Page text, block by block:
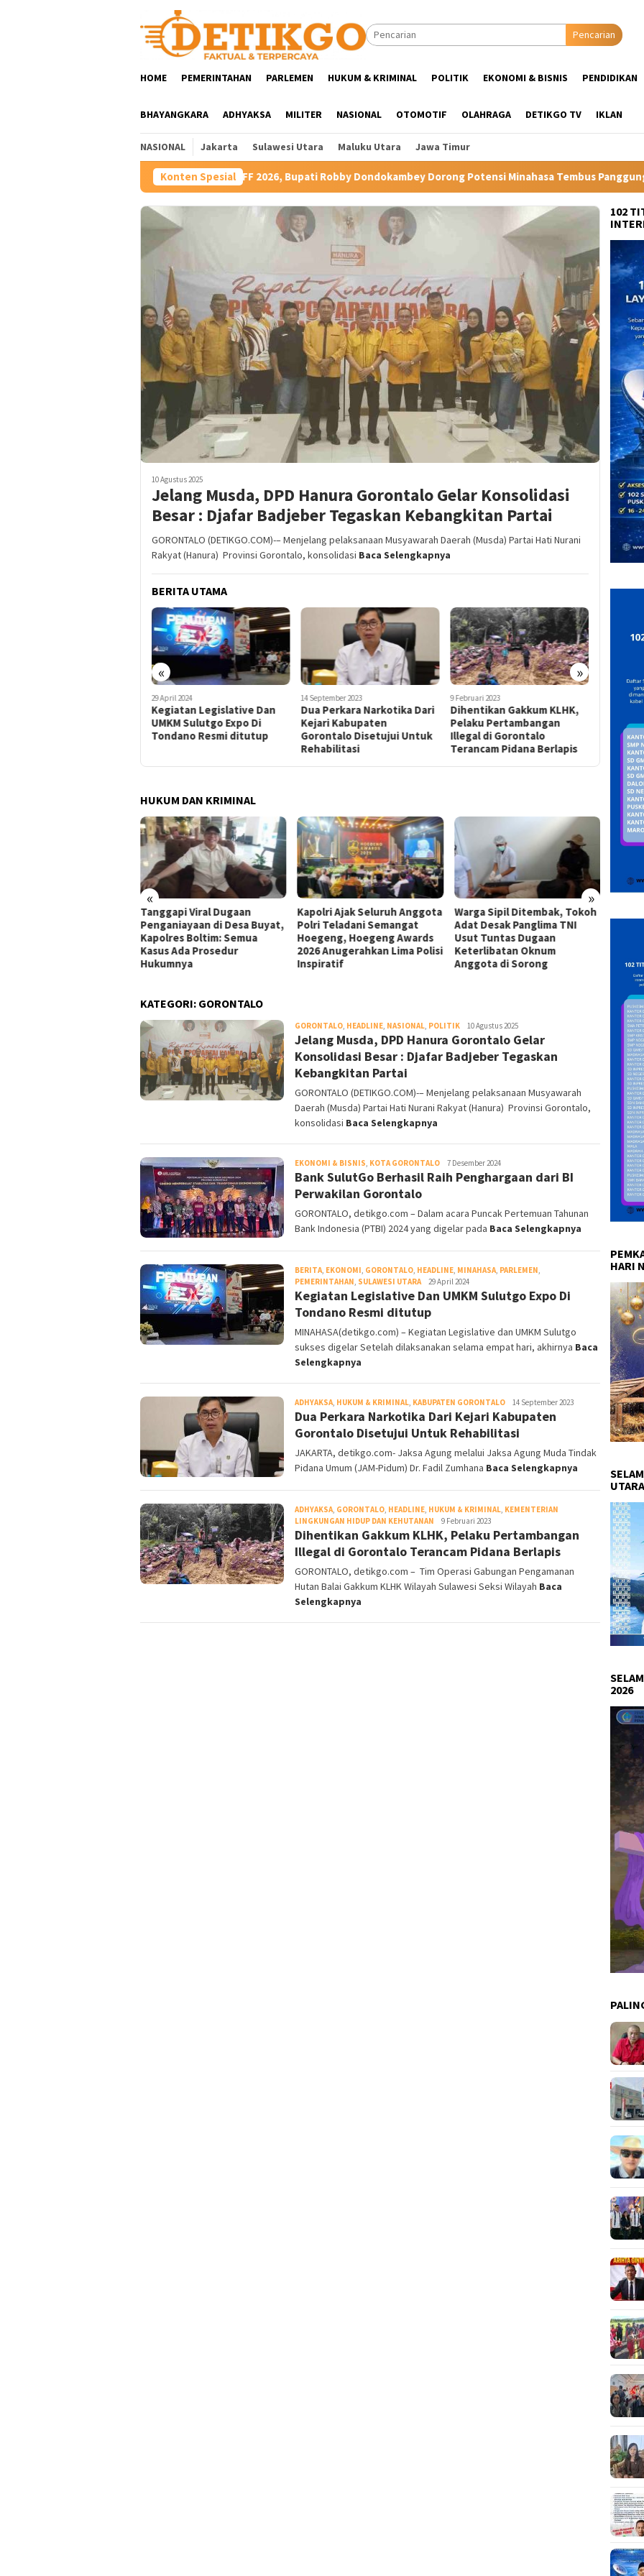
Pencarian
HOME PEMERINTAHAN PARLEMEN HUKUM & KRIMINAL POLITIK EKONOMI & BISNIS PENDIDIKAN
BHAYANGKARA ADHYAKSA MILITER NASIONAL OTOMOTIF OLAHRAGA DETIKGO TV IKLAN
NASIONAL Jakarta Sulawesi Utara Maluku Utara Jawa Timur
Konten Spesial
Hadiri TIFF 2026, Bupati Robby Dondokambey Dorong Potensi Minahasa Tembus Panggung Internasional
10 Agustus 2025
Jelang Musda, DPD Hanura Gorontalo Gelar Konsolidasi
Besar : Djafar Badjeber Tegaskan Kebangkitan Partai
GORONTALO (DETIKGO.COM)-– Menjelang pelaksanaan Musyawarah Daerah (Musda) Partai Hati Nurani
Rakyat (Hanura) Provinsi Gorontalo, konsolidasi Baca Selengkapnya
BERITA UTAMA
« »
29 April 2024
Kegiatan Legislative Dan
UMKM Sulutgo Expo Di
Tondano Resmi ditutup
14 September 2023
Dua Perkara Narkotika Dari
Kejari Kabupaten
Gorontalo Disetujui Untuk
Rehabilitasi
9 Februari 2023
Dihentikan Gakkum KLHK,
Pelaku Pertambangan
Illegal di Gorontalo
Terancam Pidana Berlapis
7 Desember
HUKUM DAN KRIMINAL
« »
Tanggapi Viral Dugaan
Penganiayaan di Desa Buyat,
Kapolres Boltim: Semua
Kasus Ada Prosedur
Hukumnya
Kapolri Ajak Seluruh Anggota
Polri Teladani Semangat
Hoegeng, Hoegeng Awards
2026 Anugerahkan Lima Polisi
Inspiratif
Warga Sipil Ditembak, Tokoh
Adat Desak Panglima TNI
Usut Tuntas Dugaan
Keterlibatan Oknum
Anggota di Sorong
KATEGORI: GORONTALO
GORONTALO, HEADLINE, NASIONAL, POLITIK Redaksi
DetikGo
10 Agustus 2025
Jelang Musda, DPD Hanura Gorontalo Gelar
Konsolidasi Besar : Djafar Badjeber Tegaskan
Kebangkitan Partai
GORONTALO (DETIKGO.COM)-– Menjelang pelaksanaan Musyawarah
Daerah (Musda) Partai Hati Nurani Rakyat (Hanura) Provinsi Gorontalo,
konsolidasi Baca Selengkapnya
EKONOMI & BISNIS, KOTA GORONTALO DetikGo
7 Desember 2024
Bank SulutGo Berhasil Raih Penghargaan dari BI
Perwakilan Gorontalo
GORONTALO, detikgo.com – Dalam acara Puncak Pertemuan Tahunan
Bank Indonesia (PTBI) 2024 yang digelar pada Baca Selengkapnya
BERITA, EKONOMI, GORONTALO, HEADLINE, MINAHASA, PARLEMEN,
PEMERINTAHAN, SULAWESI UTARARedaksi
DetikGo
29 April 2024
Kegiatan Legislative Dan UMKM Sulutgo Expo Di
Tondano Resmi ditutup
MINAHASA(detikgo.com) – Kegiatan Legislative dan UMKM Sulutgo
sukses digelar Setelah dilaksanakan selama empat hari, akhirnya Baca
Selengkapnya
ADHYAKSA, HUKUM & KRIMINAL, KABUPATEN GORONTALO DetikGo
14 September 2023
Dua Perkara Narkotika Dari Kejari Kabupaten
Gorontalo Disetujui Untuk Rehabilitasi
JAKARTA, detikgo.com- Jaksa Agung melalui Jaksa Agung Muda Tindak
Pidana Umum (JAM-Pidum) Dr. Fadil Zumhana Baca Selengkapnya
ADHYAKSA, GORONTALO, HEADLINE, HUKUM & KRIMINAL, KEMENTERIAN
LINGKUNGAN HIDUP DAN KEHUTANAN Yolanda
Rachmat
9 Februari 2023
Dihentikan Gakkum KLHK, Pelaku Pertambangan
Illegal di Gorontalo Terancam Pidana Berlapis
GORONTALO, detikgo.com – Tim Operasi Gabungan Pengamanan
Hutan Balai Gakkum KLHK Wilayah Sulawesi Seksi Wilayah Baca
Selengkapnya
102
HARI
2026